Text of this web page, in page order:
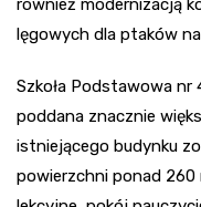
również modernizacją
lęgowych dla ptaków
Szkoła Podstawowa nr
poddana znacznie
istniejącego budynku
powierzchni ponad 260